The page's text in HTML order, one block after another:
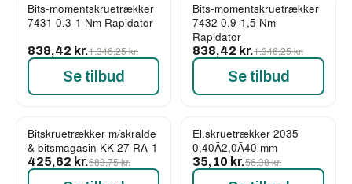
-38%
Bits-momentskruetrækker
7431 0,3-1 Nm Rapidator
838,42 kr.1.346,25 kr.
Se tilbud
-38%
Bits-momentskruetrækker
7432 0,9-1,5 Nm
Rapidator
838,42 kr.1.346,25 kr.
Se tilbud
-38%
Bitskruetrækker m/skralde
& bitsmagasin KK 27 RA-1
425,62 kr.683,75 kr.
-38%
El.skruetrækker 2035
0,40Ã2,0Ã40 mm
35,10 kr.56,38 kr.